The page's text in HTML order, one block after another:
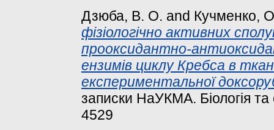
Дзюба, В. О. and Кучменко,
фізіологічно активних
прооксидантно-
ензимів циклу Кребса в
експериментальної
записки НаУКМА. Біологія
4529